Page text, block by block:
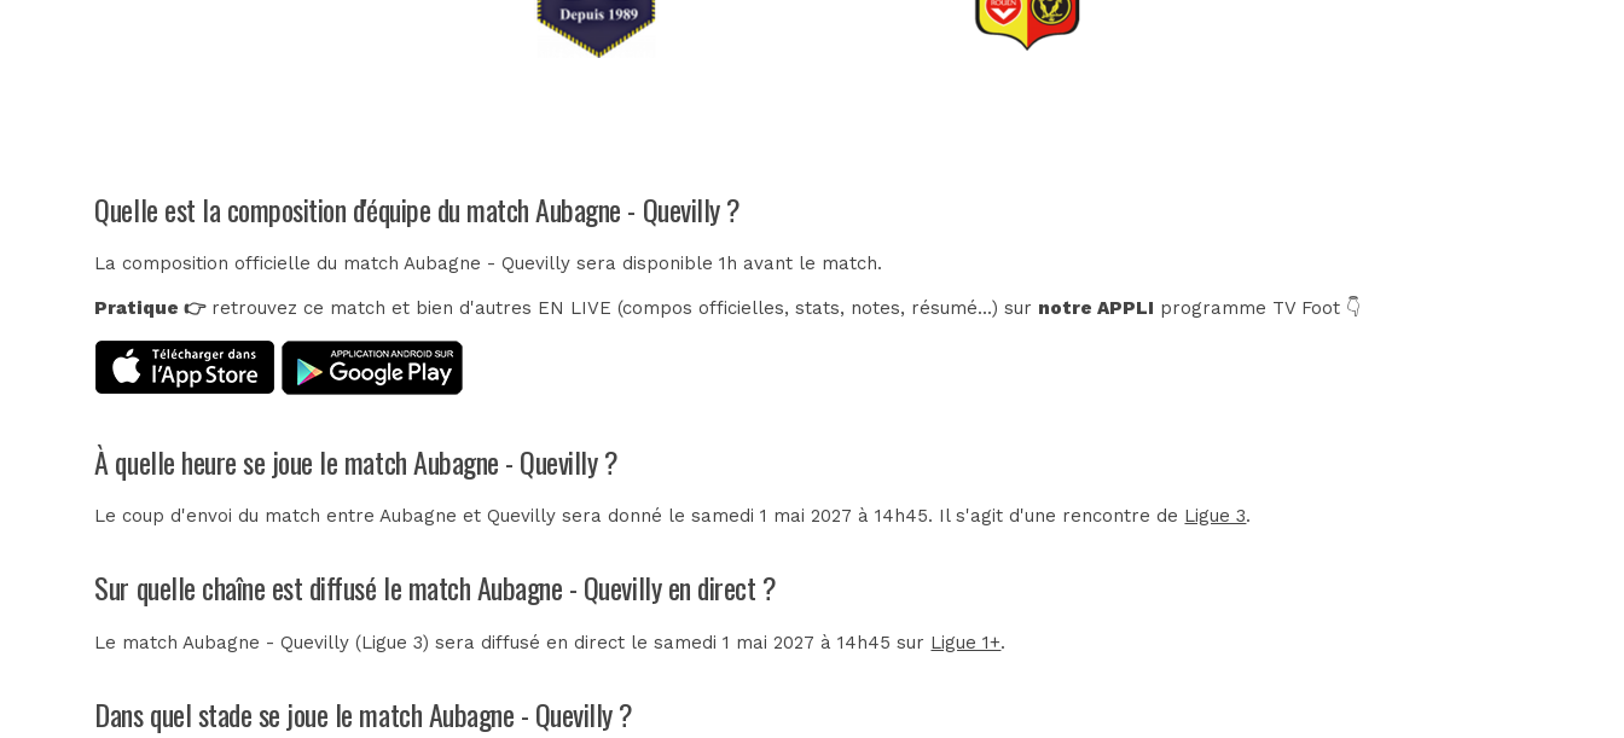
Quelle est la composition d'équipe du match Aubagne - Quevilly ?
La composition officielle du match Aubagne - Quevilly sera disponible 1h avant le match.
Pratique 👉retrouvez ce match et bien d'autres EN LIVE (compos officielles, stats, notes, résumé...) sur notre APPLI programme TV Foot 👇
À quelle heure se joue le match Aubagne - Quevilly ?
Le coup d'envoi du match entre Aubagne et Quevilly sera donné le samedi 1 mai 2027 à 14h45. Il s'agit d'une rencontre de Ligue 3.
Sur quelle chaîne est diffusé le match Aubagne - Quevilly en direct ?
Le match Aubagne - Quevilly (Ligue 3) sera diffusé en direct le samedi 1 mai 2027 à 14h45 sur Ligue 1+.
Dans quel stade se joue le match Aubagne - Quevilly ?